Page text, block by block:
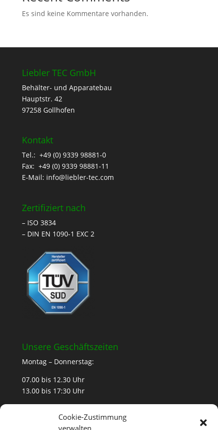
Cookie-Zustimmung
verwalten
Es sind keine Kommentare vorhanden.
Liebler TEC GmbH
Behälter- und Apparatebau
Hauptstr. 42
97258 Gollhofen
Kontakt
Tel.: +49 (0) 9339 98881-0
Fax: +49 (0) 9339 98881-11
E-Mail: info@liebler-tec.com
Zertifiziert nach
– ISO 3834
– DIN EN 1090-1 EXC 2
Unsere Geschäftszeiten
Montag – Donnerstag:
07.00 bis 12.30 Uhr
13.00 bis 17:30 Uhr
07.00 bis 12:30 Uhr